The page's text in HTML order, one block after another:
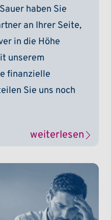
haben Sie
an Ihrer Seite,
in die Höhe
unserem
finanzielle
Sie uns noch
weiterlesen